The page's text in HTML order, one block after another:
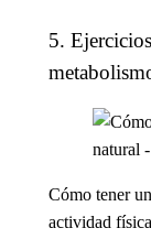
5.
Cómo tener
actividad